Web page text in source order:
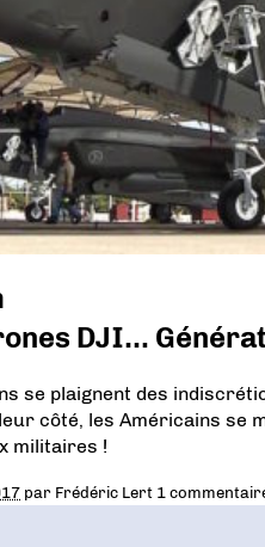
DJI…
se plaignent des
côté, les Américains se
militaires !
par Frédéric Lert 1